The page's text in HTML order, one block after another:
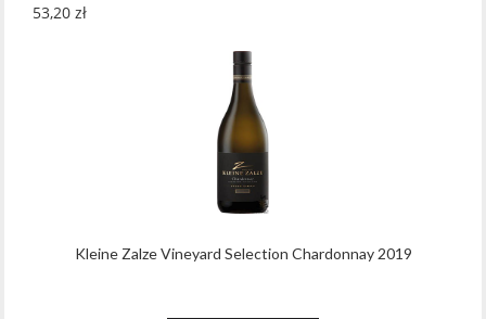
Kleine Zalze Vineyard Selection Chardonnay 2019
53,20 zł